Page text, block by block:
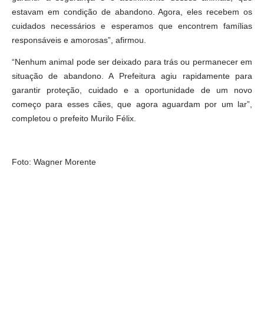
estavam em condição de abandono. Agora, eles recebem os
cuidados necessários e esperamos que encontrem famílias
responsáveis e amorosas”, afirmou.
“Nenhum animal pode ser deixado para trás ou permanecer em
situação de abandono. A Prefeitura agiu rapidamente para
garantir proteção, cuidado e a oportunidade de um novo
começo para esses cães, que agora aguardam por um lar”,
completou o prefeito Murilo Félix.
Foto: Wagner Morente